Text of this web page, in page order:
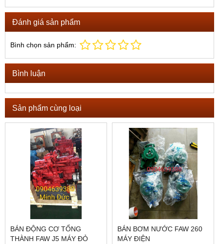
Đánh giá sản phẩm
Bình chọn sản phẩm:
Bình luận
Sản phẩm cùng loại
BÁN ĐỘNG CƠ TỔNG
THÀNH FAW J5 MÁY ĐỎ
BÁN BƠM NƯỚC FAW 260
MÁY ĐIỆN